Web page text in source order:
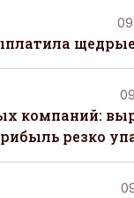
компаний:
резко